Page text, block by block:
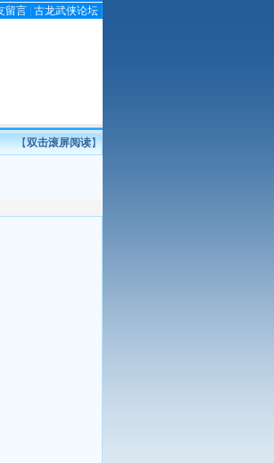
留言 古龙武侠论坛
【双击滚屏阅读】